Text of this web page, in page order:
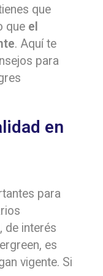
que
que el
. Aquí te
para
en
para
de interés
es
vigente. Si